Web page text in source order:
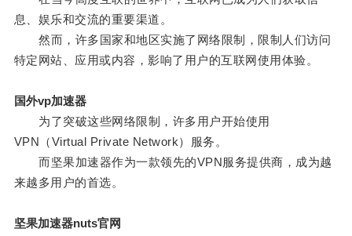
息、娱乐和交流的重要渠道。
然而，许多国家和地区实施了网络限制，限制人们访问
特定网站、应用或内容，影响了用户的互联网使用体验。
国外vp加速器
为了突破这些网络限制，许多用户开始使用
VPN（Virtual Private Network）服务。
而坚果加速器作为一款领先的VPN服务提供商，成为越
来越多用户的首选。
坚果加速器nuts官网